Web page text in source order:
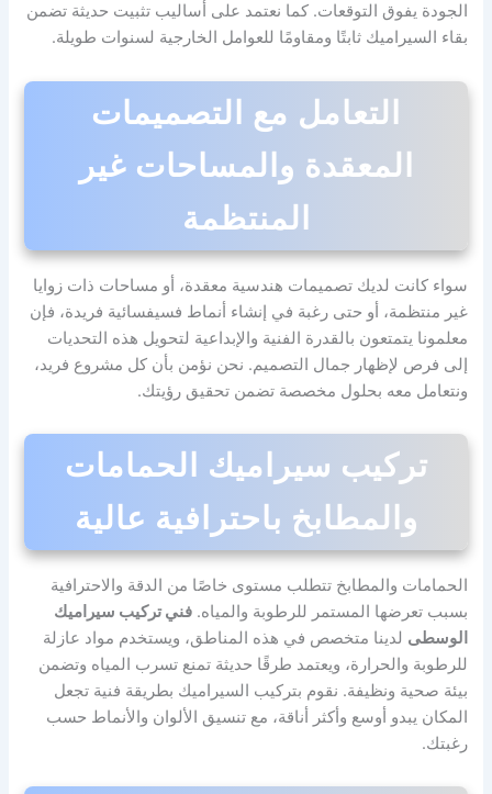
الجودة يفوق التوقعات. كما نعتمد على أساليب تثبيت حديثة تضمن
بقاء السيراميك ثابتًا ومقاومًا للعوامل الخارجية لسنوات طويلة.
التعامل مع التصميمات
المعقدة والمساحات غير
المنتظمة
سواء كانت لديك تصميمات هندسية معقدة، أو مساحات ذات زوايا
غير منتظمة، أو حتى رغبة في إنشاء أنماط فسيفسائية فريدة، فإن
معلمونا يتمتعون بالقدرة الفنية والإبداعية لتحويل هذه التحديات
إلى فرص لإظهار جمال التصميم. نحن نؤمن بأن كل مشروع فريد،
ونتعامل معه بحلول مخصصة تضمن تحقيق رؤيتك.
تركيب سيراميك الحمامات
والمطابخ باحترافية عالية
الحمامات والمطابخ تتطلب مستوى خاصًا من الدقة والاحترافية
بسبب تعرضها المستمر للرطوبة والمياه.فني تركيب سيراميك
الوسطى لدينا متخصص في هذه المناطق، ويستخدم مواد عازلة
للرطوبة والحرارة، ويعتمد طرقًا حديثة تمنع تسرب المياه وتضمن
بيئة صحية ونظيفة. نقوم بتركيب السيراميك بطريقة فنية تجعل
المكان يبدو أوسع وأكثر أناقة، مع تنسيق الألوان والأنماط حسب
رغبتك.